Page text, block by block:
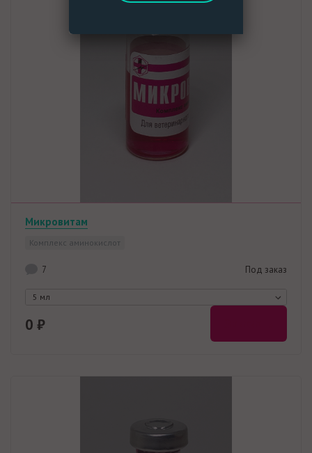
Микровитам
Комплекс аминокислот
7 Под заказ
5 мл
0 ₽